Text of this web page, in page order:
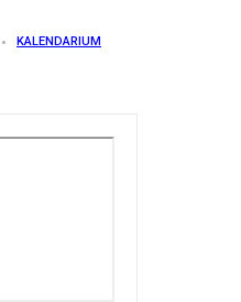
KALENDARIUM